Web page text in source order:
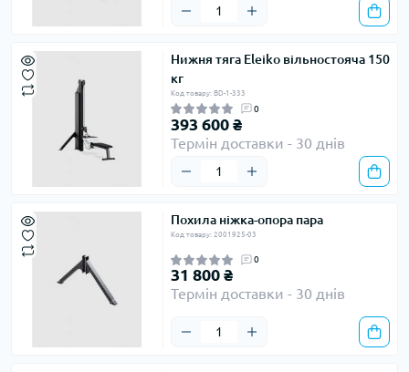
Нижня тяга Eleiko вільностояча 150
кг
Код товару: BD-1-333
0
393 600 ₴
Термін доставки - 30 днів
Похила ніжка-опора пара
Код товару: 2001925-03
0
31 800 ₴
Термін доставки - 30 днів